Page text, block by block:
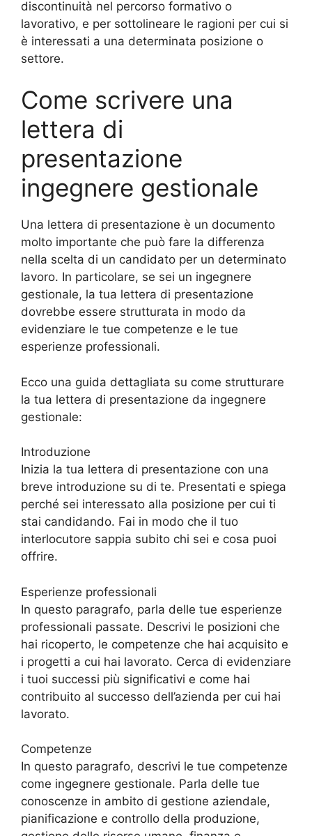
discontinuità nel percorso formativo o
lavorativo, e per sottolineare le ragioni per cui si
è interessati a una determinata posizione o
settore.
Come scrivere una
lettera di
presentazione
ingegnere gestionale
Una lettera di presentazione è un documento
molto importante che può fare la differenza
nella scelta di un candidato per un determinato
lavoro. In particolare, se sei un ingegnere
gestionale, la tua lettera di presentazione
dovrebbe essere strutturata in modo da
evidenziare le tue competenze e le tue
esperienze professionali.
Ecco una guida dettagliata su come strutturare
la tua lettera di presentazione da ingegnere
gestionale:
Introduzione
Inizia la tua lettera di presentazione con una
breve introduzione su di te. Presentati e spiega
perché sei interessato alla posizione per cui ti
stai candidando. Fai in modo che il tuo
interlocutore sappia subito chi sei e cosa puoi
offrire.
Esperienze professionali
In questo paragrafo, parla delle tue esperienze
professionali passate. Descrivi le posizioni che
hai ricoperto, le competenze che hai acquisito e
i progetti a cui hai lavorato. Cerca di evidenziare
i tuoi successi più significativi e come hai
contribuito al successo dell’azienda per cui hai
lavorato.
Competenze
In questo paragrafo, descrivi le tue competenze
come ingegnere gestionale. Parla delle tue
conoscenze in ambito di gestione aziendale,
pianificazione e controllo della produzione,